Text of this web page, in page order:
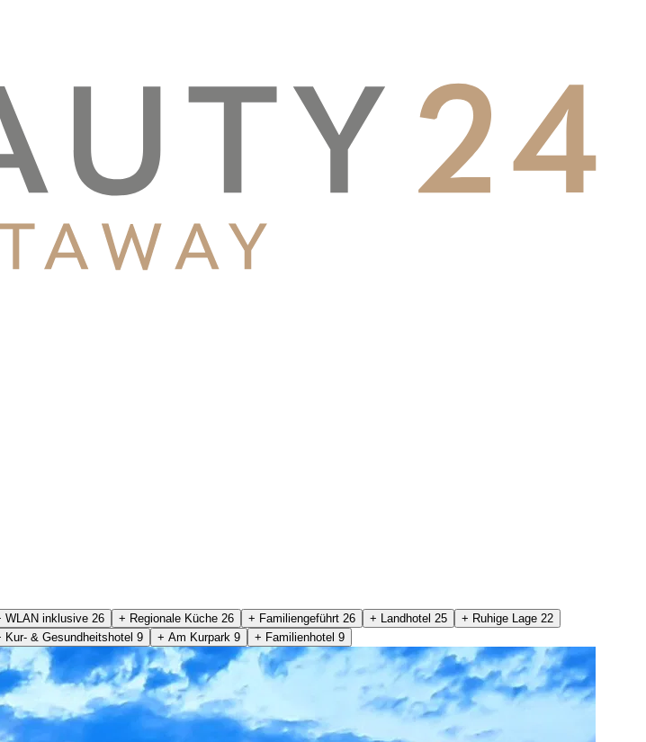
WLAN inklusive 26 + Regionale Küche 26 + Familiengeführt 26 + Landhotel 25 + Ruhige Lage 22
Kur- & Gesundheitshotel 9 + Am Kurpark 9 + Familienhotel 9